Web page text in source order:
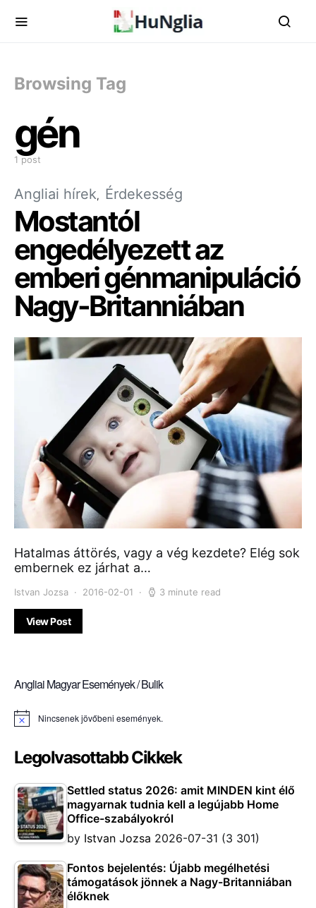
Browsing Tag
gén
1 post
Angliai hírek Érdekesség
Mostantól
engedélyezett az
emberi génmanipuláció
Nagy-Britanniában
Hatalmas áttörés, vagy a vég kezdete? Elég sok
embernek ez járhat a…
Istvan Jozsa 2016-02-01 3 minute read
View Post
Angliai Magyar Események / Bulik
Notice Nincsenek jövőbeni események.
Legolvasottabb Cikkek
Settled status 2026: amit MINDEN kint élő
magyarnak tudnia kell a legújabb Home
Office-szabályokról
by Istvan Jozsa 2026-07-31 (3 301)
Fontos bejelentés: Újabb megélhetési
támogatások jönnek a Nagy-Britanniában
élőknek